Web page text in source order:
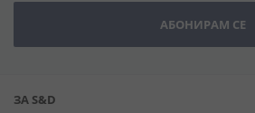
АБОНИРАМ СЕ
ЗА S&D